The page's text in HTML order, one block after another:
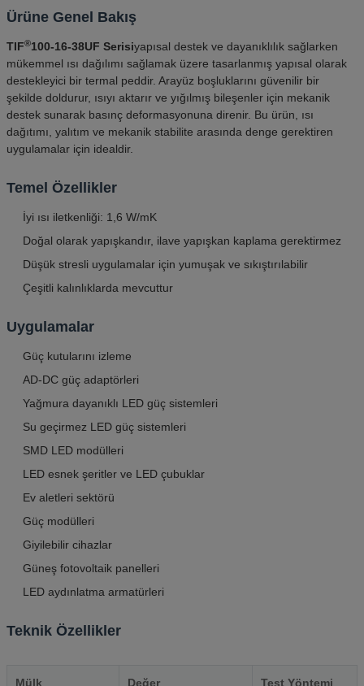
Ürüne Genel Bakış
TIF®100-16-38UF Serisiyapısal destek ve dayanıklılık sağlarken
mükemmel ısı dağılımı sağlamak üzere tasarlanmış yapısal olarak
destekleyici bir termal peddir. Arayüz boşluklarını güvenilir bir
şekilde doldurur, ısıyı aktarır ve yığılmış bileşenler için mekanik
destek sunarak basınç deformasyonuna direnir. Bu ürün, ısı
dağıtımı, yalıtım ve mekanik stabilite arasında denge gerektiren
uygulamalar için idealdir.
Temel Özellikler
İyi ısı iletkenliği: 1,6 W/mK
Doğal olarak yapışkandır, ilave yapışkan kaplama gerektirmez
Düşük stresli uygulamalar için yumuşak ve sıkıştırılabilir
Çeşitli kalınlıklarda mevcuttur
Uygulamalar
Güç kutularını izleme
AD-DC güç adaptörleri
Yağmura dayanıklı LED güç sistemleri
Su geçirmez LED güç sistemleri
SMD LED modülleri
LED esnek şeritler ve LED çubuklar
Ev aletleri sektörü
Güç modülleri
Giyilebilir cihazlar
Güneş fotovoltaik panelleri
LED aydınlatma armatürleri
Teknik Özellikler
Mülk Değer Test Yöntemi